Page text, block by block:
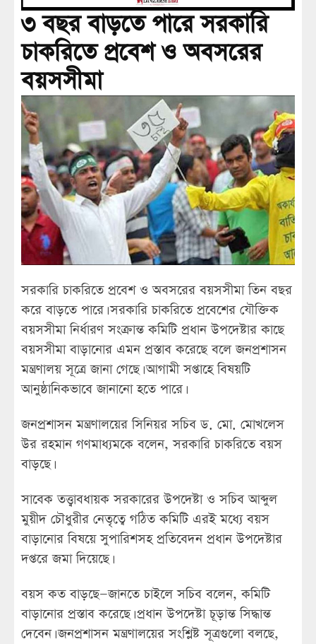
৩ বছর বাড়তে পারে সরকারি
চাকরিতে প্রবেশ ও অবসরের
বয়সসীমা
সরকারি চাকরিতে প্রবেশ ও অবসরের বয়সসীমা তিন বছর
করে বাড়তে পারে। সরকারি চাকরিতে প্রবেশের যৌক্তিক
বয়সসীমা নির্ধারণ সংক্রান্ত কমিটি প্রধান উপদেষ্টার কাছে
বয়সসীমা বাড়ানোর এমন প্রস্তাব করেছে বলে জনপ্রশাসন
মন্ত্রণালয় সূত্রে জানা গেছে। আগামী সপ্তাহে বিষয়টি
আনুষ্ঠানিকভাবে জানানো হতে পারে।
জনপ্রশাসন মন্ত্রণালয়ের সিনিয়র সচিব ড. মো. মোখলেস
উর রহমান গণমাধ্যমকে বলেন, সরকারি চাকরিতে বয়স
বাড়ছে।
সাবেক তত্ত্বাবধায়ক সরকারের উপদেষ্টা ও সচিব আব্দুল
মুয়ীদ চৌধুরীর নেতৃত্বে গঠিত কমিটি এরই মধ্যে বয়স
বাড়ানোর বিষয়ে সুপারিশসহ প্রতিবেদন প্রধান উপদেষ্টার
দপ্তরে জমা দিয়েছে।
বয়স কত বাড়ছে—জানতে চাইলে সচিব বলেন, কমিটি
বাড়ানোর প্রস্তাব করেছে। প্রধান উপদেষ্টা চূড়ান্ত সিদ্ধান্ত
দেবেন। জনপ্রশাসন মন্ত্রণালয়ের সংশ্লিষ্ট সূত্রগুলো বলছে,